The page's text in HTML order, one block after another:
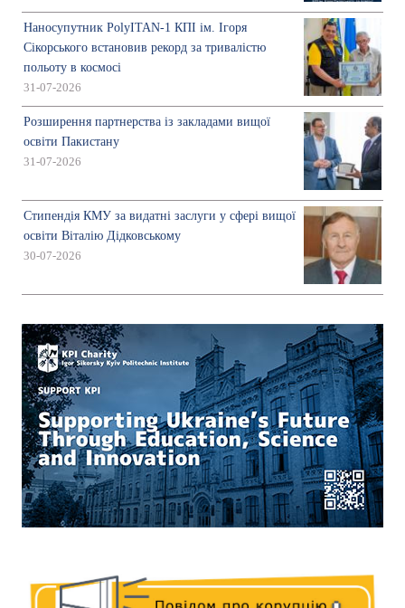
Наносупутник PolyITAN-1 КПІ ім. Ігоря
Сікорського встановив рекорд за тривалістю
польоту в космосі
31-07-2026
Розширення партнерства із закладами вищої
освіти Пакистану
31-07-2026
Стипендія КМУ за видатні заслуги у сфері вищої
освіти Віталію Дідковському
30-07-2026